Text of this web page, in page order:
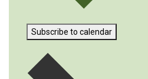
Subscribe to calendar